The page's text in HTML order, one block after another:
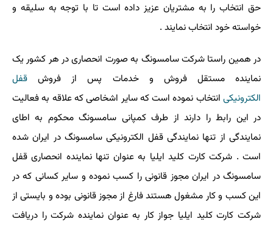
حق انتخاب را به مشتریان عزیز داده است تا با توجه به سلیقه و
خواسته خود انتخاب نمایند .
در همین راستا شرکت سامسونگ به صورت انحصاری در هر کشور یک
نماینده مستقل فروش و خدمات پس از فروش قفل
الکترونیکی انتخاب نموده است که سایر اشخاصی که علاقه به فعالیت
در این رابط را دارند از طرف کمپانی سامسونگ محکوم به اطای
نمایندگی از تنها نمایندگی قفل الکترونیکی سامسونگ در ایران شده
است . شرکت کارت کلید ایلیا به عنوان تنها نماینده انحصاری قفل
سامسونگ در ایران مجوز قانونی را کسب نموده و سایر کسانی که در
این کسب و کار مشغول هستند فارغ از مجوز قانونی بوده و بایستی از
شرکت کارت کلید ایلیا جواز کار به عنوان نماینده شرکت را دریافت